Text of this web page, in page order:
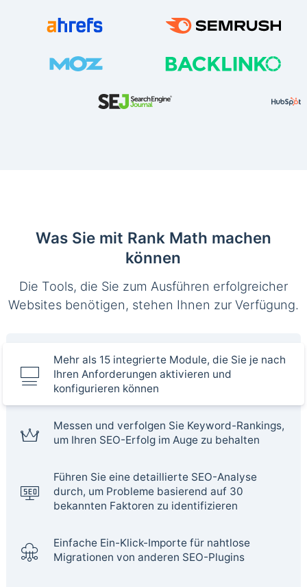
Was Sie mit Rank Math machen
können
Die Tools, die Sie zum Ausführen erfolgreicher
Websites benötigen, stehen Ihnen zur Verfügung.
Mehr als 15 integrierte Module, die Sie je nach
Ihren Anforderungen aktivieren und
konfigurieren können
Messen und verfolgen Sie Keyword-Rankings,
um Ihren SEO-Erfolg im Auge zu behalten
Führen Sie eine detaillierte SEO-Analyse
durch, um Probleme basierend auf 30
bekannten Faktoren zu identifizieren
Einfache Ein-Klick-Importe für nahtlose
Migrationen von anderen SEO-Plugins